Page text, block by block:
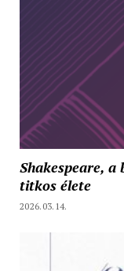
Shakespeare,
titkos élete
2026.03.14.